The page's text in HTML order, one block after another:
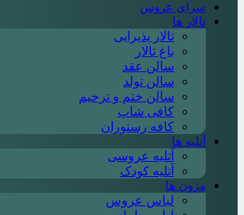
سرای عروس
تالار ها
تالار پذیرایی
باغ تالار
سالن عقد
سالن تولد
سالن ختم و ترحیم
کافی شاپ
کافه رستوران
آتلیه ها
آتلیه عروسی
آتلیه کودک
مزون ها
لباس عروس